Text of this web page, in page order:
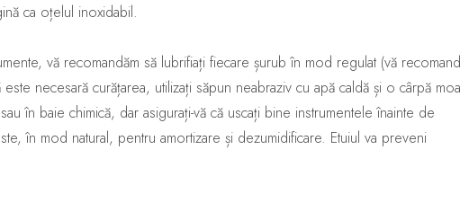
ca oțelul inoxidabil.
vă recomandăm să lubrifiați fiecare șurub în mod regulat (vă
necesară curățarea, utilizați săpun neabraziv cu apă caldă și o cârpă
în baie chimică, dar asigurați-vă că uscați bine instrumentele înainte de
în mod natural, pentru amortizare și dezumidificare. Etuiul va preveni